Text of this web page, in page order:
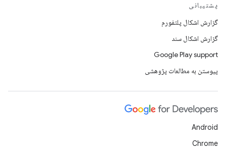
پشتیبانی
گزارش اشکال پلتفورم
گزارش اشکال سند
Google Play support
پیوستن به مطالعات پژوهشی
Android
Chrome